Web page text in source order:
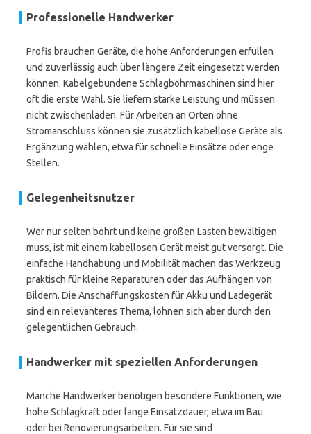
Professionelle Handwerker
Profis brauchen Geräte, die hohe Anforderungen erfüllen
und zuverlässig auch über längere Zeit eingesetzt werden
können. Kabelgebundene Schlagbohrmaschinen sind hier
oft die erste Wahl. Sie liefern starke Leistung und müssen
nicht zwischenladen. Für Arbeiten an Orten ohne
Stromanschluss können sie zusätzlich kabellose Geräte als
Ergänzung wählen, etwa für schnelle Einsätze oder enge
Stellen.
Gelegenheitsnutzer
Wer nur selten bohrt und keine großen Lasten bewältigen
muss, ist mit einem kabellosen Gerät meist gut versorgt. Die
einfache Handhabung und Mobilität machen das Werkzeug
praktisch für kleine Reparaturen oder das Aufhängen von
Bildern. Die Anschaffungskosten für Akku und Ladegerät
sind ein relevanteres Thema, lohnen sich aber durch den
gelegentlichen Gebrauch.
Handwerker mit speziellen Anforderungen
Manche Handwerker benötigen besondere Funktionen, wie
hohe Schlagkraft oder lange Einsatzdauer, etwa im Bau
oder bei Renovierungsarbeiten. Für sie sind